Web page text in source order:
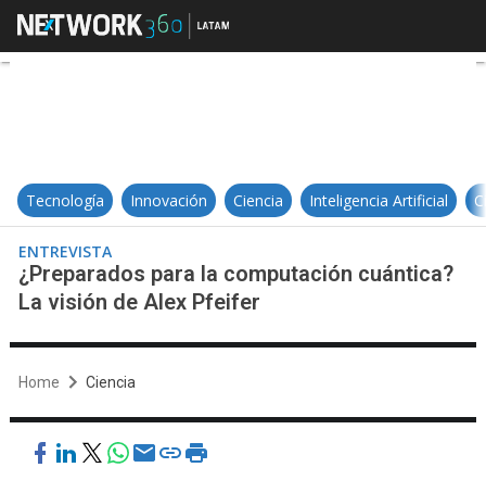
¿Preparados para la
Tecnología Innovación Ciencia Inteligencia Artificial
ENTREVISTA
¿Preparados para la computación cuántica?
La visión de Alex Pfeifer
Home Ciencia